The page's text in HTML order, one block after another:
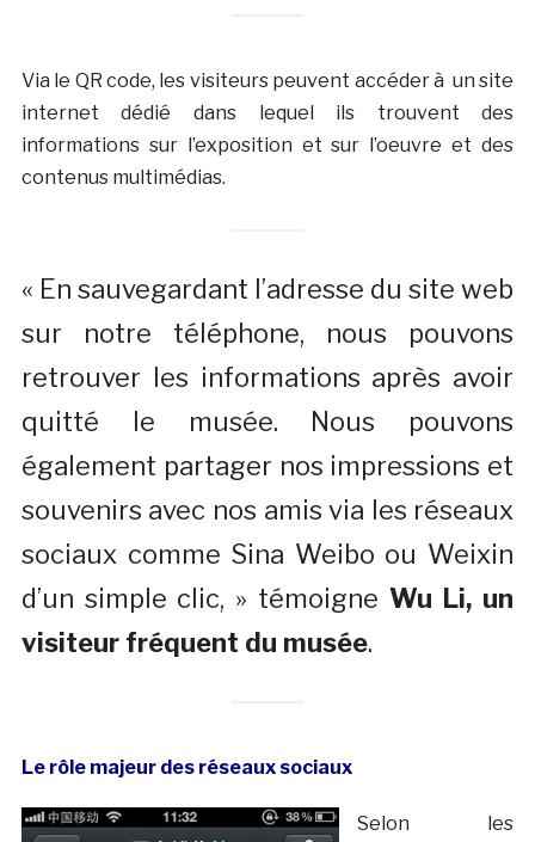
Via le QR code, les visiteurs peuvent accéder à un site
internet dédié dans lequel ils trouvent des
informations sur l’exposition et sur l’oeuvre et des
contenus multimédias.
« En sauvegardant l’adresse du site web
sur notre téléphone, nous pouvons
retrouver les informations après avoir
quitté le musée. Nous pouvons
également partager nos impressions et
souvenirs avec nos amis via les réseaux
sociaux comme Sina Weibo ou Weixin
d’un simple clic, » témoigne Wu Li, un
visiteur fréquent du musée.
Le rôle majeur des réseaux sociaux
Selon les